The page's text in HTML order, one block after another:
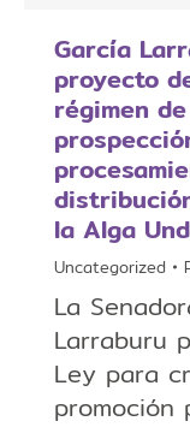
García
proyecto
régimen
la Alga
Uncategorized
La
Larraburu
Ley para
promoción